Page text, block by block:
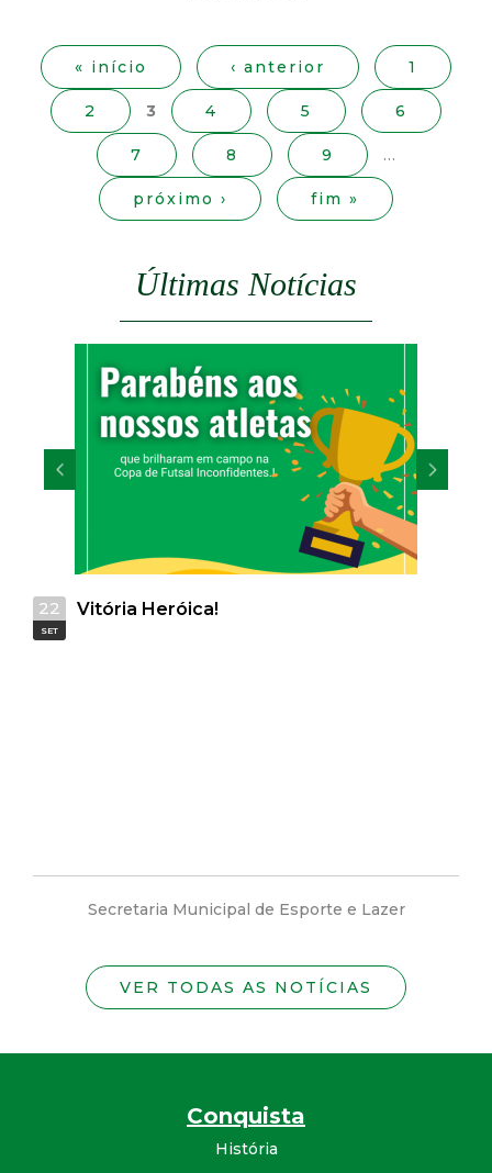
l
d
i
t
a
g
« início ‹ anterior 1
2 3 4 5 6
7 8 9 …
próximo › fim »
Últimas Notícias
22
SET
Vitória Heróica!
Secretaria Municipal de Esporte e Lazer
VER TODAS AS NOTÍCIAS
Conquista
História